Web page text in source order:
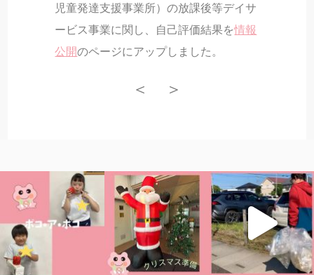
児童発達支援事業所）の放課後等デイサ
ービス事業に関し、自己評価結果を情報
公開のページにアップしました。
＜ ＞